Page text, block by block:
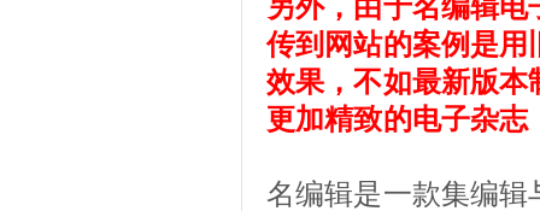
另外，由于名编辑
传到网站的案例是用
效果，不如最新版本
更加精致的电子杂
名编辑是一款集编